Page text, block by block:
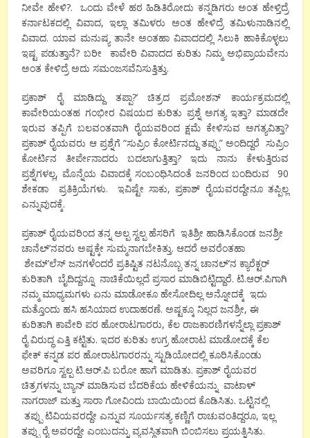
ನೀವೇ ಹೇಳಿ?. ಒಂದು ವೇಳೆ ಹಠ ಹಿಡಿತಿರೋದು ಕನ್ನಡಿಗರು ಅಂತ ಹೇಳ್ತಿದ್ರೆ
ಕರ್ನಾಟಕದಲ್ಲಿ ವಿವಾದ, ಇಲ್ಲಾ ತಮಿಳರು ಅಂತ ಹೇಳಿದ್ರೆ ತಮಿಳುನಾಡಿನಲ್ಲಿ
ವಿವಾದ. ಯಾವ ಮನುಷ್ಯ ತಾನೇ ಅಂತಹಾ ವಿವಾದದಲ್ಲಿ ಸಿಲುಕಿ ಹಾಕಿಕೊಳ್ಳಲು
ಇಷ್ಟ ಪಡುತ್ತಾನೆ? ಬರೀ ಕಾವೇರಿ ವಿವಾದದ ಕುರಿತು ನಿಮ್ಮ ಅಭಿಪ್ರಾಯವೇನು
ಅಂತ ಕೇಳಿದ್ರೆ ಅದು ಸಮಂಜಸವೆನಿಸುತ್ತಿತ್ತು.
ಪ್ರಕಾಶ್ ರೈ ಮಾಡಿದ್ದು ತಪ್ಪಾ?’ ಚಿತ್ರದ ಪ್ರಮೋಶನ್ ಕಾರ್ಯಕ್ರಮದಲ್ಲಿ
ಕಾವೇರಿಯಂತಹ ಗಂಭೀರ ವಿಷಯದ ಕುರಿತು ಪ್ರಶ್ನೆ ಅಗತ್ಯ ಇತ್ತಾ? ಮಾಡದೇ
ಇರುವ ತಪ್ಪಿಗೆ ಬಲವಂತವಾಗಿ ರೈಯವರಿಂದ ಕ್ಷಮೆ ಕೇಳಿಸುವ ಅಗತ್ಯವಿತ್ತಾ?
ಪ್ರಕಾಶ್ ರೈಯವರು ಆ ಪ್ರಶ್ನೆಗೆ “ಸುಪ್ರಿಂ ಕೋರ್ಟಿನದ್ದು ತಪ್ಪು” ಅಂದಿದ್ದರೆ ಸುಪ್ರಿಂ
ಕೋರ್ಟಿನ ತೀರ್ಪೇನಾದರು ಬದಲಾಗುತ್ತಿತ್ತಾ? ಇದು ನಾನು ಕೇಳುತ್ತಿರುವ
ಪ್ರಶ್ನೆಗಳಲ್ಲ, ಮೊನ್ನೆಯ ವಿವಾದಕ್ಕೆ ಸಂಬಂಧಿಸಿದಂತೆ ಜನರಿಂದ ಬಂದಿರುವ 90
ಶೇಕಡಾ ಪ್ರತಿಕ್ರಿಯೆಗಳು. ಇವಿಷ್ಟೇ ಸಾಕು, ಪ್ರಕಾಶ್ ರೈಯವರದ್ದೇನೂ ತಪ್ಪಿಲ್ಲ
ಎನ್ನುವುದಕ್ಕೆ.
ಪ್ರಕಾಶ್ ರೈಯವರಿಂದ ತನ್ನ ಅಲ್ಪ ಸ್ವಲ್ಪ ಹೆಸರಿಗೆ ಇತಿಶ್ರೀ ಹಾಡಿಸಿಕೊಂಡ ಜನಶ್ರೀ
ಚಾನೆಲ್’ನವರು ಅಷ್ಟಕ್ಕೇ ಸುಮ್ಮನಾಗಬೇಕಿತ್ತು. ಆದರೆ ಅವರೆಂತಹಾ
ಶೇಮ್’ಲೆಸ್ ಜನಗಳೆಂದರೆ ಪ್ರತಿಷ್ಟಿತ ನಟನೊಬ್ಬ ತನ್ನ ಚಾನಲ್’ನ ಕ್ಯಾರೆಕ್ಟರ್
ಕುರಿತಾಗಿ ಬೈದಿದ್ದನ್ನೂ ನಾಚಿಕೆಯಿಲ್ಲದೆ ಪ್ರಸಾರ ಮಾಡಿಬಿಟ್ಟಿದ್ದಾರೆ. ಟಿ.ಆರ್.ಪಿಗಾಗಿ
ನಮ್ಮ ಮಾಧ್ಯಮಗಳು ಏನು ಮಾಡೋಕೂ ಹೇಸೋದಿಲ್ಲ ಅನ್ನೋದಕ್ಕೆ ಇದು
ಮತ್ತೊಂದು ಹಸಿ ಹಸಿಯಾದ ಉದಾಹರಣೆ. ಅಷ್ಟಕ್ಕೂ ನಿಲ್ಲದ ಜನಶ್ರೀ, ಈ
ಕುರಿತಾಗಿ ಕಾವೇರಿ ಪರ ಹೋರಾಟಗಾರರು, ಕೆಲ ರಾಜಕಾರಣಿಗಳನ್ನೆಲ್ಲಾ ಪ್ರಕಾಶ್
ರೈ ವಿರುದ್ಧ ಎತ್ತಿ ಕಟ್ಟಿತು. ಇದರ ಕುರಿತು ಉಗ್ರ ಹೋರಾಟ ಮಾಡೋದಕ್ಕೆ ಕೆಲ
ಫೇಕ್ ಕನ್ನಡ ಪರ ಹೋರಾಟಗಾರರನ್ನು ಸ್ಟುಡಿಯೋದಲ್ಲಿ ಕೂರಿಸಿಕೊಂಡು
ಅವರಿಗೂ ಸ್ವಲ್ಪ ಟಿ.ಆರ್.ಪಿ ಬರೋ ಹಾಗೆ ಮಾಡಿತು. ಪ್ರಕಾಶ್ ರೈಯವರ
ಚಿತ್ರಗಳನ್ನು ಬ್ಯಾನ್ ಮಾಡಿಸುವ ಬೆದರಿಕೆಯ ಹೇಳಿಕೆಯನ್ನು ವಾಟಾಳ್
ನಾಗರಾಜ್ ಮತ್ತು ಸಾರಾ ಗೋವಿಂದು ಬಾಯಿಯಿಂದ ಕೊಡಿಸಿತು. ಒಟ್ಟಿನಲ್ಲಿ
ತಪ್ಪು ಟಿವಿಯವರದ್ದೇ ಎನ್ನುವ ಸೂರ್ಯಸತ್ಯ ಕಣ್ಣಿಗೆ ರಾಚುವಂತಿದ್ದರೂ, ಇಲ್ಲ
ತಪ್ಪು ರೈ ಅವರದ್ದೇ ಎಂಬುದನ್ನು ವ್ಯವಸ್ಥಿತವಾಗಿ ಬಿಂಬಿಸಲು ಪ್ರಯತ್ನಿಸಿತು.